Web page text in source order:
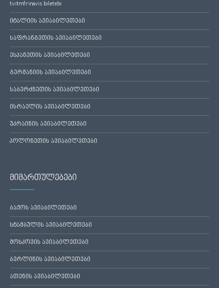
tvitmfrinavis biletebi
იტალიის ავიაბილეთები
საფრანგეთის ავიაბილეთები
ესპანეთის ავიაბილეთები
გერმანიის ავიაბილეთები
საბერძნეთის ავიაბილეთები
ისრაელის ავიაბილეთები
უკრაინის ავიაბილეთები
პოლონეთის ავიაბილეთები
მიმართულებები
ბაქოს ავიაბილეთები
სტამბულის ავიაბილეთები
მოსკოვის ავიაბილეთები
ბერლინის ავიაბილეთები
ათენის ავიაბილეთები